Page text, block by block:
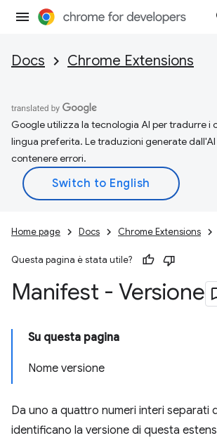
Docs Chrome Extensions
Google utilizza la tecnologia AI per tradurre i
lingua preferita. Le traduzioni generate
contenere errori.
Home page Docs Chrome Extensions
Questa pagina è stata utile?
Manifest - Versione
Su questa pagina
Nome versione
Da uno a quattro numeri interi separati
identificano la versione di questa